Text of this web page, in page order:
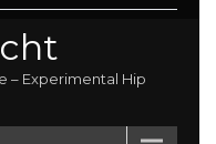
– Experimental Hip